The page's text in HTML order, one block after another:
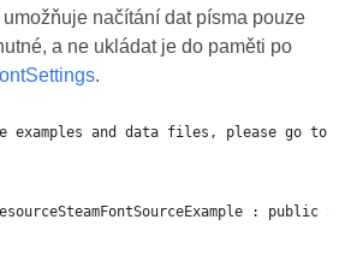
načítání dat písma pouze
a ne ukládat je do paměti po
.
examples and data files, please go to
: public